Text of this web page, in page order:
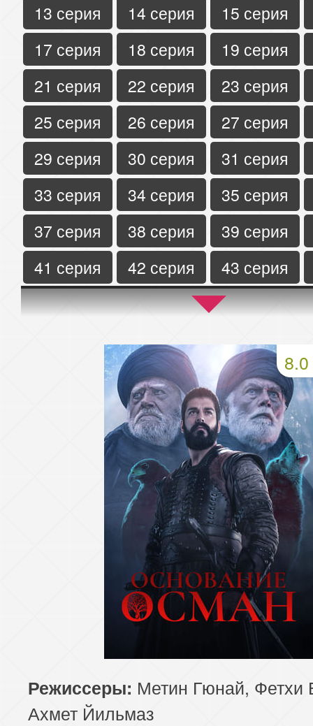
13 серия
14 серия
15 серия
17 серия
18 серия
19 серия
21 серия
22 серия
23 серия
25 серия
26 серия
27 серия
29 серия
30 серия
31 серия
33 серия
34 серия
35 серия
37 серия
38 серия
39 серия
41 серия
42 серия
43 серия
45 серия
46 серия
47 серия
50 серия
51 серия
54 серия
55 серия
58 серия
59 серия
62 серия
63 серия
8.0
Режиссеры: Метин Гюнай, Фетхи
Ахмет Йильмаз